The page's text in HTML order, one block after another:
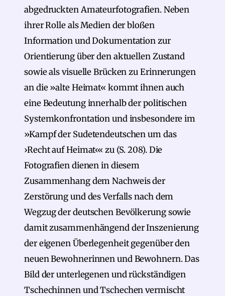
abgedruckten Amateurfotografien. Neben
ihrer Rolle als Medien der bloßen
Information und Dokumentation zur
Orientierung über den aktuellen Zustand
sowie als visuelle Brücken zu Erinnerungen
an die »alte Heimat« kommt ihnen auch
eine Bedeutung innerhalb der politischen
Systemkonfrontation und insbesondere im
»Kampf der Sudetendeutschen um das
›Recht auf Heimat‹« zu (S. 208). Die
Fotografien dienen in diesem
Zusammenhang dem Nachweis der
Zerstörung und des Verfalls nach dem
Wegzug der deutschen Bevölkerung sowie
damit zusammenhängend der Inszenierung
der eigenen Überlegenheit gegenüber den
neuen Bewohnerinnen und Bewohnern. Das
Bild der unterlegenen und rückständigen
Tschechinnen und Tschechen vermischt